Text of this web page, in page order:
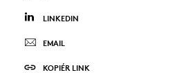
LINKEDIN
EMAIL
KOPIÉR LINK